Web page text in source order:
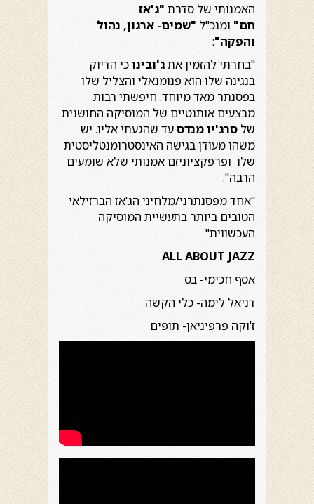
האמנותי של סדרת "ג'אז
חם" ומנכ"ל "שמים- ארגון, נהול
והפקה":
"בחרתי להזמין אתג'ובינוכי הדיוק
בנגינה שלו הוא פנומנאלי והצליל שלו
בפסנתר מאד מיוחד. חיפשתי רבות
מבצעים אותנטיים של המוסיקה החושנית
של סרג'יו מנדסעד שהגעתי אליו. יש
משהו מעודן בגישה האינסטרומנטליסטית
שלו ופרפקציוניזם אמנותי שלא שומעים
הרבה".
"אחד מפסנתרני/מלחיני הג'אז הברזילאי
הטובים ביותר בתעשיית המוסיקה
העכשווית"
ALL ABOUT JAZZ
אסף חכימי- בס
דניאל לימה- כלי הקשה
ז'וקה פרפיניאן- תופים